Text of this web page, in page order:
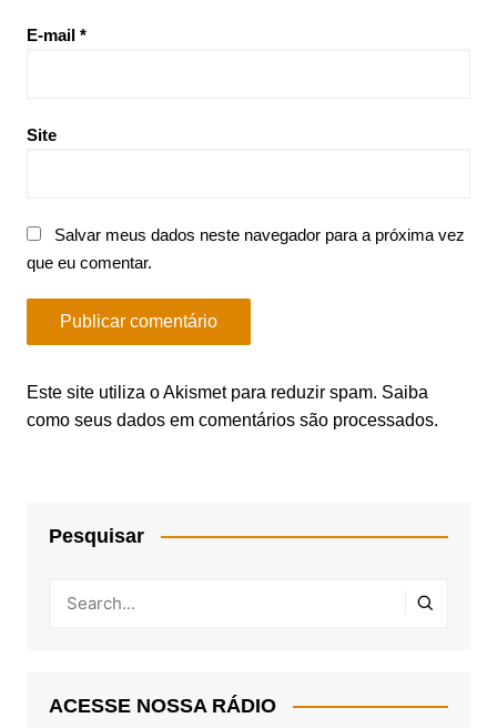
E-mail *
Site
Salvar meus dados neste navegador para a próxima vez
que eu comentar.
Este site utiliza o Akismet para reduzir spam. Saiba
como seus dados em comentários são processados.
Pesquisar
ACESSE NOSSA RÁDIO